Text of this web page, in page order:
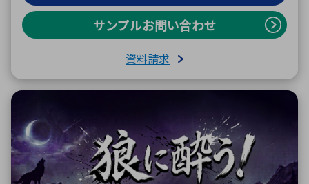
サンプルお問い合わせ
資料請求